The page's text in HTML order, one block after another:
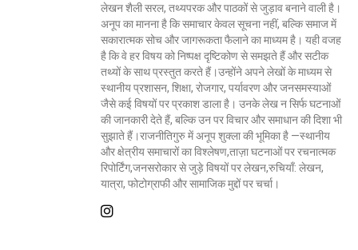
लेखन शैली सरल, तथ्यपरक और पाठकों से जुड़ाव बनाने वाली है।
अनूप का मानना है कि समाचार केवल सूचना नहीं, बल्कि समाज में
सकारात्मक सोच और जागरूकता फैलाने का माध्यम है। यही वजह
है कि वे हर विषय को निष्पक्ष दृष्टिकोण से समझते हैं और सटीक
तथ्यों के साथ प्रस्तुत करते हैं।उन्होंने अपने लेखों के माध्यम से
स्थानीय प्रशासन, शिक्षा, रोजगार, पर्यावरण और जनसमस्याओं
जैसे कई विषयों पर प्रकाश डाला है। उनके लेख न सिर्फ घटनाओं
की जानकारी देते हैं, बल्कि उन पर विचार और समाधान की दिशा भी
सुझाते हैं।राजनीतिगुरु में अनूप शुक्ला की भूमिका है —स्थानीय
और क्षेत्रीय समाचारों का विश्लेषण,ताज़ा घटनाओं पर रचनात्मक
रिपोर्टिंग,जनसरोकार से जुड़े विषयों पर लेखन,रुचियाँ: लेखन,
यात्रा, फोटोग्राफी और सामाजिक मुद्दों पर चर्चा।